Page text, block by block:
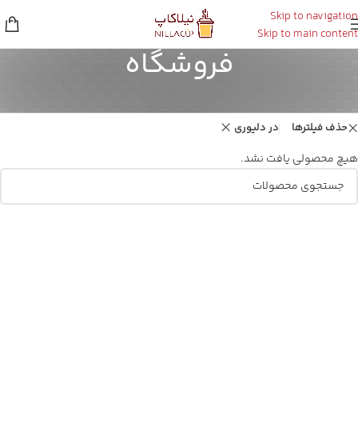
Skip to navigation
Skip to main content
فروشگاه
حذف فیلترها در دلیوری
هیچ محصولی یافت نشد.